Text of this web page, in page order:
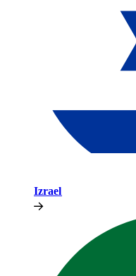
Izrael​​